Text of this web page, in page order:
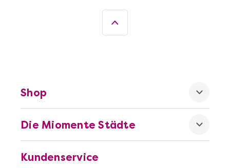
Kundenservice
Die Miomente Städte
Shop